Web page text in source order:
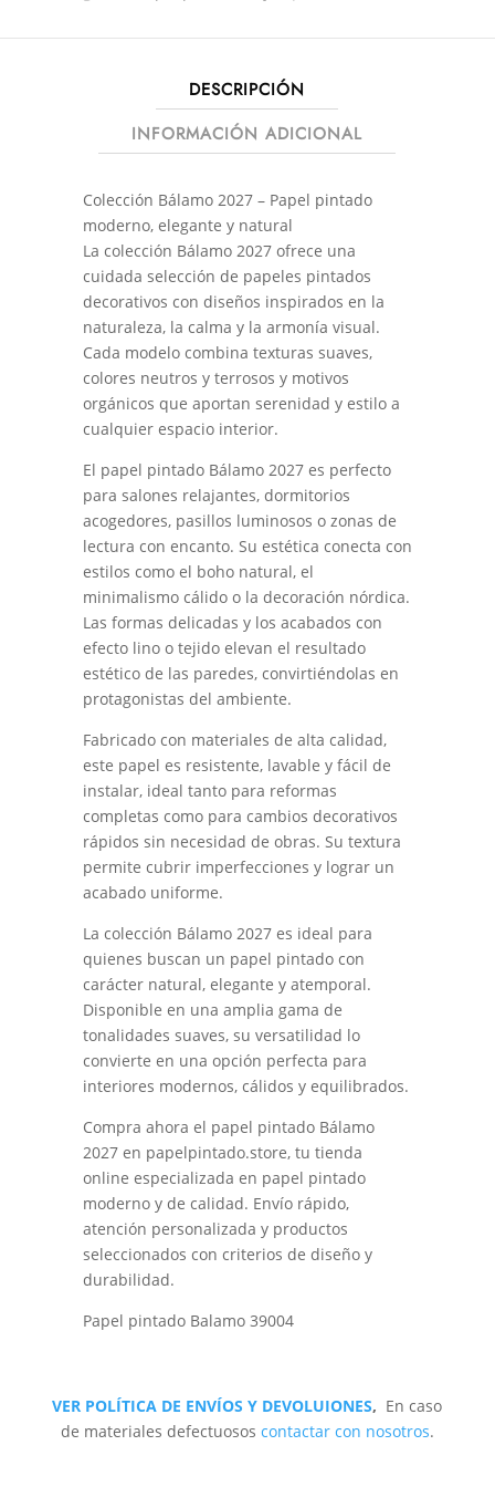
DESCRIPCIÓN
INFORMACIÓN ADICIONAL
Colección Bálamo 2027 – Papel pintado
moderno, elegante y natural
La colección Bálamo 2027 ofrece una
cuidada selección de papeles pintados
decorativos con diseños inspirados en la
naturaleza, la calma y la armonía visual.
Cada modelo combina texturas suaves,
colores neutros y terrosos y motivos
orgánicos que aportan serenidad y estilo a
cualquier espacio interior.
El papel pintado Bálamo 2027 es perfecto
para salones relajantes, dormitorios
acogedores, pasillos luminosos o zonas de
lectura con encanto. Su estética conecta con
estilos como el boho natural, el
minimalismo cálido o la decoración nórdica.
Las formas delicadas y los acabados con
efecto lino o tejido elevan el resultado
estético de las paredes, convirtiéndolas en
protagonistas del ambiente.
Fabricado con materiales de alta calidad,
este papel es resistente, lavable y fácil de
instalar, ideal tanto para reformas
completas como para cambios decorativos
rápidos sin necesidad de obras. Su textura
permite cubrir imperfecciones y lograr un
acabado uniforme.
La colección Bálamo 2027 es ideal para
quienes buscan un papel pintado con
carácter natural, elegante y atemporal.
Disponible en una amplia gama de
tonalidades suaves, su versatilidad lo
convierte en una opción perfecta para
interiores modernos, cálidos y equilibrados.
Compra ahora el papel pintado Bálamo
2027 en papelpintado.store, tu tienda
online especializada en papel pintado
moderno y de calidad. Envío rápido,
atención personalizada y productos
seleccionados con criterios de diseño y
durabilidad.
Papel pintado Balamo 39004
VER POLÍTICA DE ENVÍOS Y DEVOLUIONES, En caso
de materiales defectuosos contactar con nosotros.